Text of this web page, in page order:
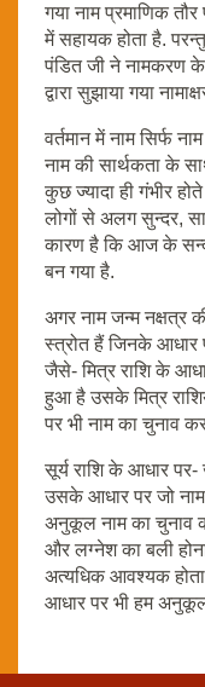
गया नाम प्रमाणिक
में सहायक होता है.
पंडित जी ने नामकरण के
द्वारा सुझाया गया
वर्तमान में नाम सिर्फ
नाम की सार्थकता के
कुछ ज्यादा ही गंभीर
लोगों से अलग सुन्दर,
कारण है कि आज के
बन गया है.
अगर नाम जन्म नक्षत्र
स्त्रोत हैं जिनके
जैसे- मित्र राशि के
हुआ है उसके मित्र
पर भी नाम का चुनाव
सूर्य राशि के आधार
उसके आधार पर जो
अनुकूल नाम का चुनाव
और लग्नेश का बली
अत्यधिक आवश्यक होता
आधार पर भी हम